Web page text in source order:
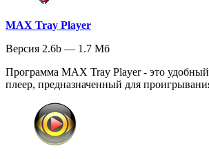
MAX Tray Player
Версия 2.6b — 1.7 Мб
Программа MAX Tray Player - это
плеер, предназначенный для